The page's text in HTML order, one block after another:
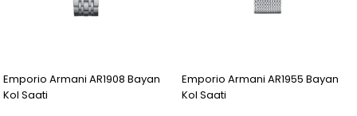
Emporio Armani AR1908 Bayan
Kol Saati
Emporio Armani AR1955 Bayan
Kol Saati